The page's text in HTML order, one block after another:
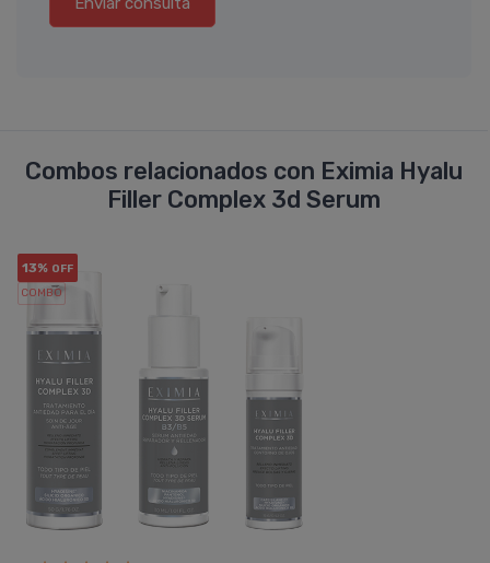
Combos relacionados con Eximia Hyalu
Filler Complex 3d Serum
13% OFF
COMBO